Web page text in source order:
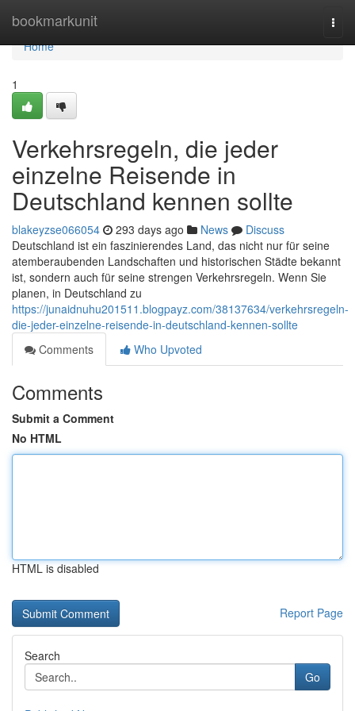
bookmarkunit
Home
Home
1
Verkehrsregeln, die jeder
einzelne Reisende in
Deutschland kennen sollte
blakeyzse066054 293 days ago News
Discuss
Deutschland ist ein faszinierendes Land, das nicht nur für seine
atemberaubenden Landschaften und historischen Städte bekannt
ist, sondern auch für seine strengen Verkehrsregeln. Wenn Sie
planen, in Deutschland zu
https://junaidnuhu201511.blogpayz.com/38137634/verkehrsregeln-
die-jeder-einzelne-reisende-in-deutschland-kennen-sollte
Comments
Who Upvoted
Comments
Submit a Comment
No HTML
HTML is disabled
Report Page
Search
Go